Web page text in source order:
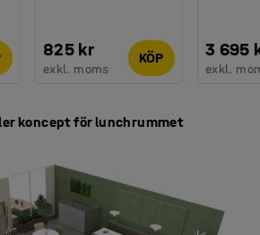
825 kr
exkl. moms
KÖP 3 695
exkl.
koncept för lunchrummet